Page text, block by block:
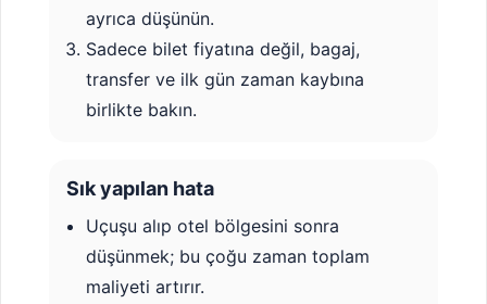
ayrıca düşünün.
Sadece bilet fiyatına değil, bagaj,
transfer ve ilk gün zaman kaybına
birlikte bakın.
Sık yapılan hata
Uçuşu alıp otel bölgesini sonra
düşünmek; bu çoğu zaman toplam
maliyeti artırır.